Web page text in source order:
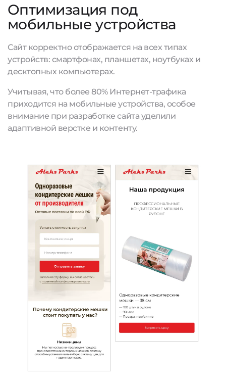
Оптимизация под
мобильные устройства
Сайт корректно отображается на всех типах
устройств: смартфонах, планшетах, ноутбуках и
десктопных компьютерах.
Учитывая, что более 80% Интернет-трафика
приходится на мобильные устройства, особое
внимание при разработке сайта уделили
адаптивной верстке и контенту.